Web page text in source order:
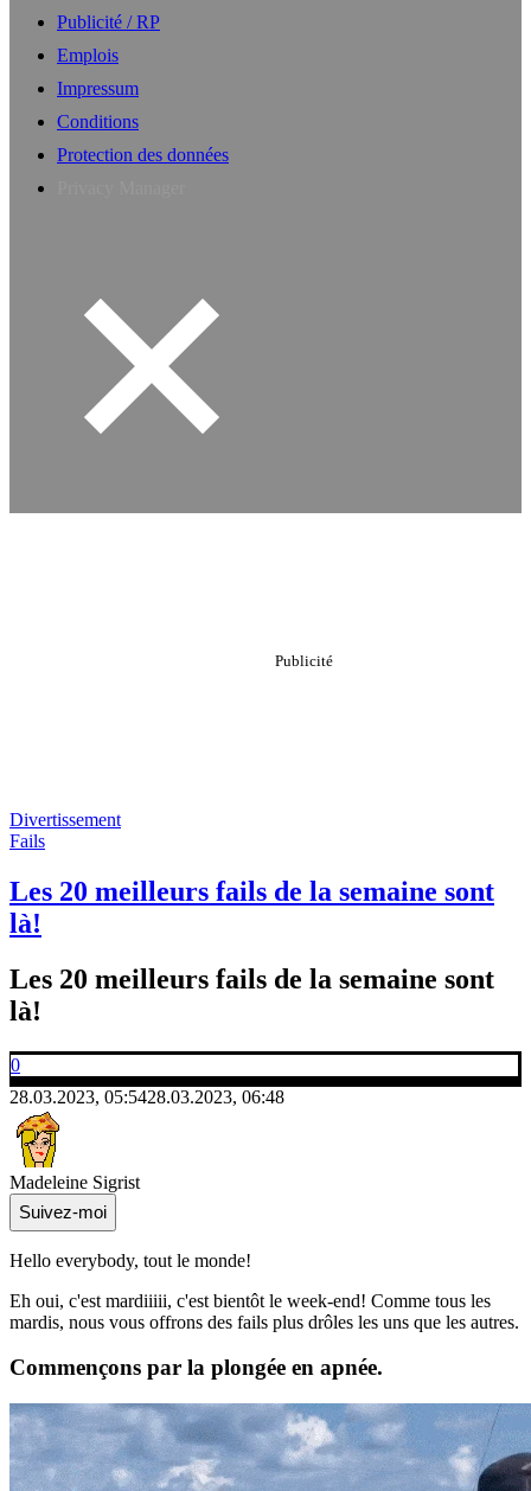
Publicité / RP
Emplois
Impressum
Conditions
Protection des données
Divertissement
Fails
Les 20 meilleurs fails de la semaine sont
là!
Les 20 meilleurs fails de la semaine sont
là!
0
28.03.2023, 05:5428.03.2023, 06:48
Madeleine Sigrist
Suivez-moi
Hello everybody, tout le monde!
Eh oui, c'est mardiiiii, c'est bientôt le week-end! Comme tous les
mardis, nous vous offrons des fails plus drôles les uns que les autres.
Commençons par la plongée en apnée.